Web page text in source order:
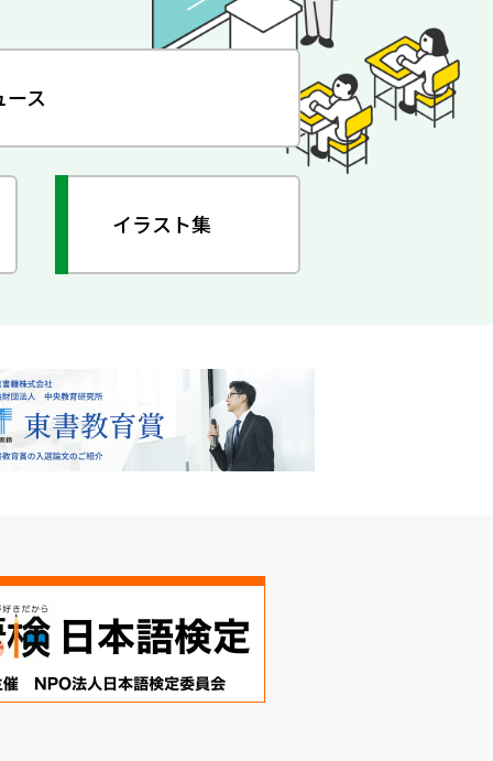
ース
イラスト集